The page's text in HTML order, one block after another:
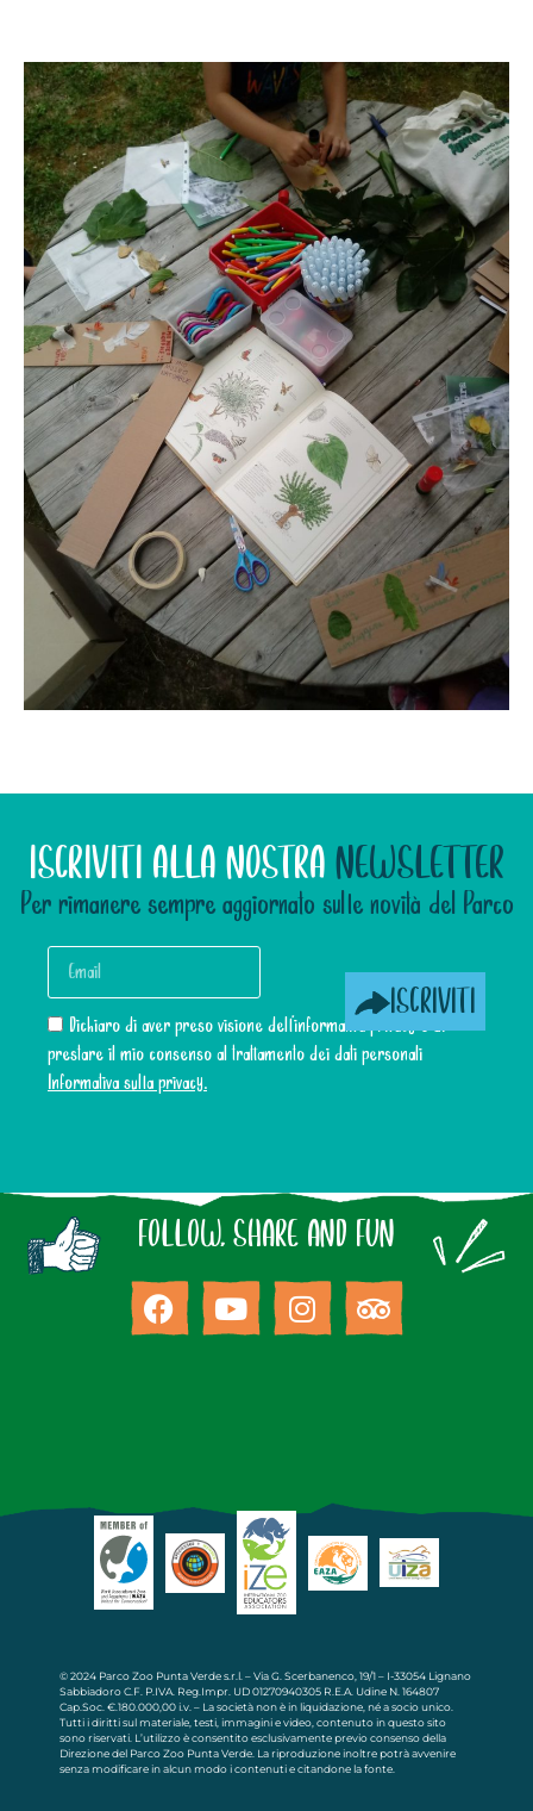
ISCRIVITI ALLA NOSTRA NEWSLETTER
Per rimanere sempre aggiornato sulle novità del Parco
Dichiaro di aver preso visione dell’informativa privacy e di
prestare il mio consenso al trattamento dei dati personali
Informativa sulla privacy.
ISCRIVITI
FOLLOW, SHARE AND FUN
© 2024 Parco Zoo Punta Verde s.r.l. – Via G. Scerbanenco, 19/1 – I-33054 Lignano
Sabbiadoro C.F. P.IVA. Reg.Impr. UD 01270940305 R.E.A. Udine N. 164807
Cap.Soc. €.180.000,00 i.v. – La società non è in liquidazione, né a socio unico.
Tutti i diritti sul materiale, testi, immagini e video, contenuto in questo sito
sono riservati. L’utilizzo è consentito esclusivamente previo consenso della
Direzione del Parco Zoo Punta Verde. La riproduzione inoltre potrà avvenire
senza modificare in alcun modo i contenuti e citandone la fonte.